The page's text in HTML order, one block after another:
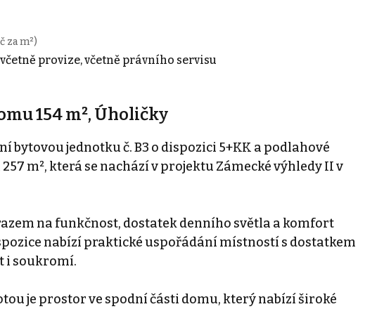
za m²)
provize, včetně právního servisu
154 m², Úholičky
bytovou jednotku č. B3 o dispozici 5+KK a podlahové
257 m², která se nachází v projektu Zámecké výhledy II v
na funkčnost, dostatek denního světla a komfort
nabízí praktické uspořádání místností s dostatkem
i soukromí.
je prostor ve spodní části domu, který nabízí široké